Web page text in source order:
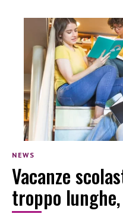
NEWS
Vacanze
troppo